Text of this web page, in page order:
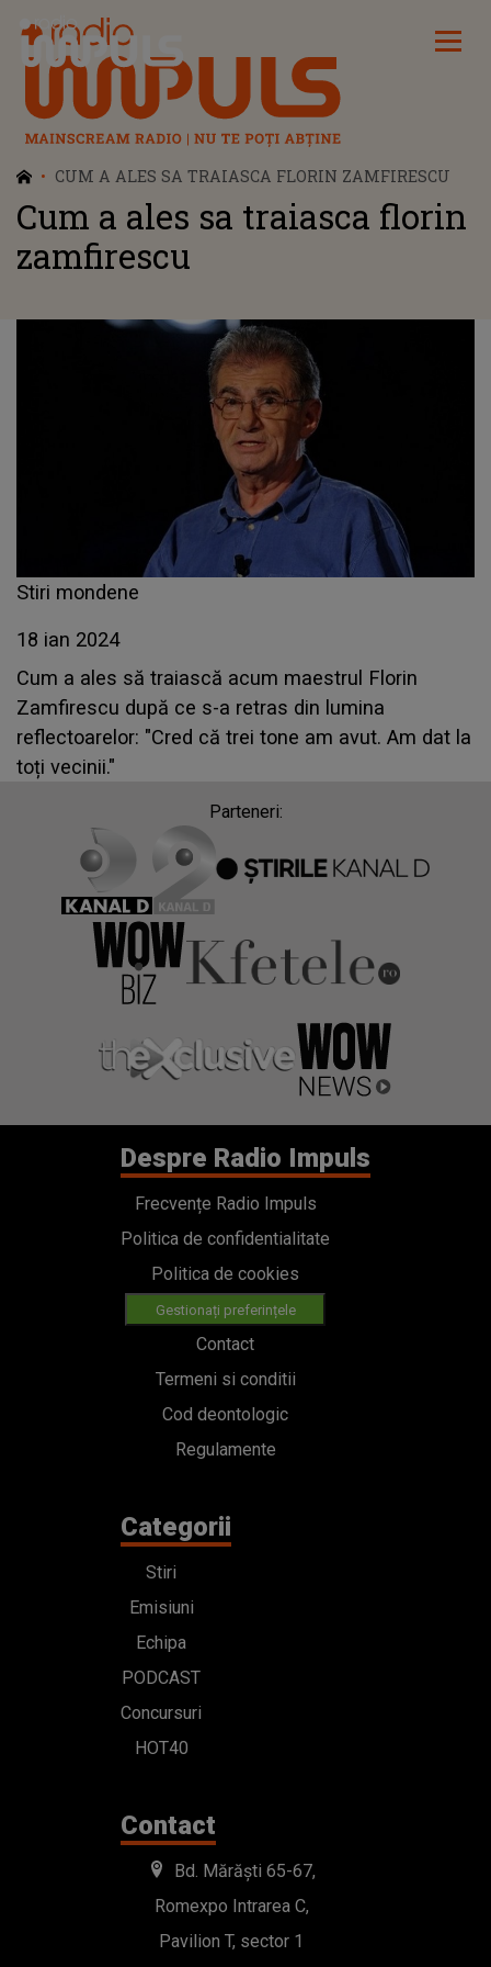
Radio Impuls
CUM A ALES SA TRAIASCA FLORIN ZAMFIRESCU
Cum a ales sa traiasca florin
zamfirescu
Stiri mondene
18 ian 2024
Cum a ales să traiască acum maestrul Florin
Zamfirescu după ce s-a retras din lumina
reflectoarelor: "Cred că trei tone am avut. Am dat la
toți vecinii."
Parteneri:
Despre Radio Impuls
Frecvențe Radio Impuls
Politica de confidentialitate
Politica de cookies
Gestionați preferințele
Contact
Termeni si conditii
Cod deontologic
Regulamente
Categorii
Stiri
Emisiuni
Echipa
PODCAST
Concursuri
HOT40
Contact
Bd. Mărăști 65-67,
Romexpo Intrarea C,
Pavilion T, sector 1